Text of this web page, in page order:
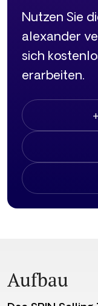
Nutzen Sie
alexander
sich
erarbeiten.
Aufbau